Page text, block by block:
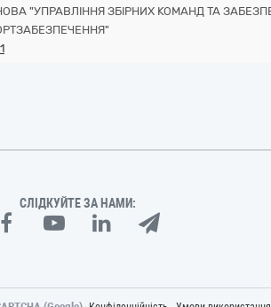
"УПРАВЛІННЯ ЗБІРНИХ КОМАНД ТА
СЛІДКУЙТЕ ЗА НАМИ: